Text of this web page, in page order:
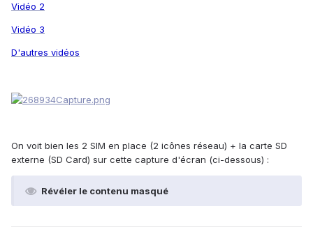
Vidéo 2
Vidéo 3
D'autres vidéos
On voit bien les 2 SIM en place (2 icônes réseau) + la carte SD
externe (SD Card) sur cette capture d'écran (ci-dessous) :
Révéler le contenu masqué